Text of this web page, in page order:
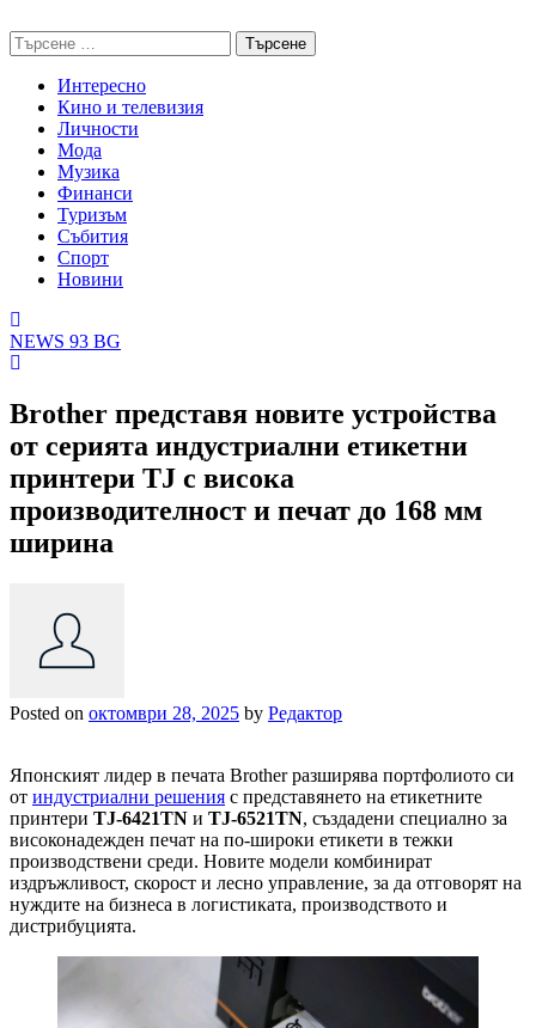
to
content
Търсене
за:
Интересно
Кино и телевизия
Личности
Мода
Музика
Финанси
Туризъм
Събития
Спорт
Новини
NEWS 93 BG
Brother представя новите устройства
от серията индустриални етикетни
принтери TJ с висока
производителност и печат до 168 мм
ширина
Posted on октомври 28, 2025 by Редактор
Японският лидер в печата Brother разширява портфолиото си
от индустриални решения с представянето на етикетните
принтери TJ-6421TN и TJ-6521TN, създадени специално за
високонадежден печат на по-широки етикети в тежки
производствени среди. Новите модели комбинират
издръжливост, скорост и лесно управление, за да отговорят на
нуждите на бизнеса в логистиката, производството и
дистрибуцията.